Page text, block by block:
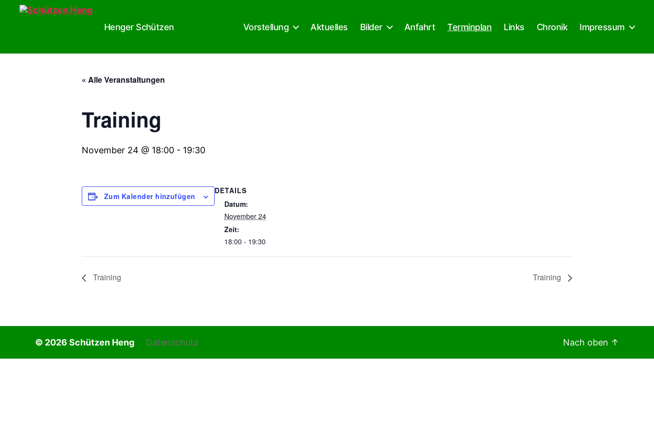
Schützen
Henger Schützen Vorstellung Aktuelles Bilder Anfahrt Terminplan Links Chronik Impressum
« Alle Veranstaltungen
Training
November 24 @ 18:00 - 19:30
Zum Kalender hinzufügen
DETAILS
Datum:
November 24
Zeit:
18:00 - 19:30
Training Training
© 2026 Schützen Heng Datenschutz Nach oben ↑